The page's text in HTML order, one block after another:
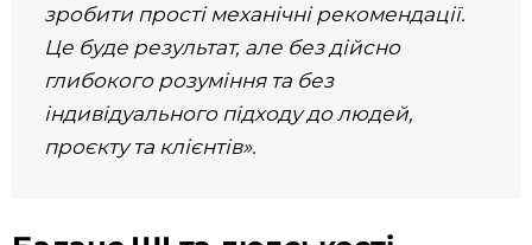
зробити прості механічні рекомендації.
Це буде результат, але без дійсно
глибокого розуміння та без
індивідуального підходу до людей,
проєкту та клієнтів».